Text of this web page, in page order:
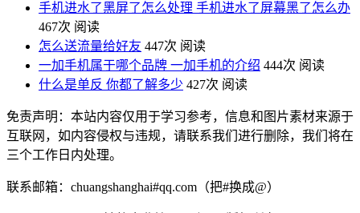
手机进水了黑屏了怎么处理 手机进水了屏幕黑了怎么办
467次 阅读
怎么送流量给好友 447次 阅读
一加手机属于哪个品牌 一加手机的介绍 444次 阅读
什么是单反 你都了解多少 427次 阅读
免责声明：本站内容仅用于学习参考，信息和图片素材来源于
互联网，如内容侵权与违规，请联系我们进行删除，我们将在
三个工作日内处理。
联系邮箱：chuangshanghai#qq.com（把#换成@）